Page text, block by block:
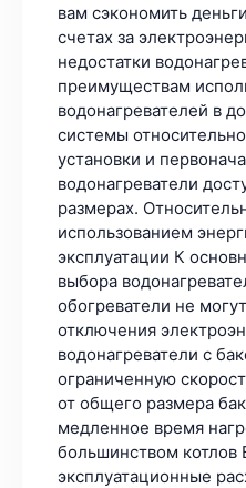
вам сэкономить
счетах за
недостатки
преимуществам
водонагревателей в
системы
установки и
водонагреватели
размерах.
использованием
эксплуатации К
выбора
обогреватели не
отключения
водонагреватели с
ограниченную
от общего размера
медленное время
большинством котлов
эксплуатационные